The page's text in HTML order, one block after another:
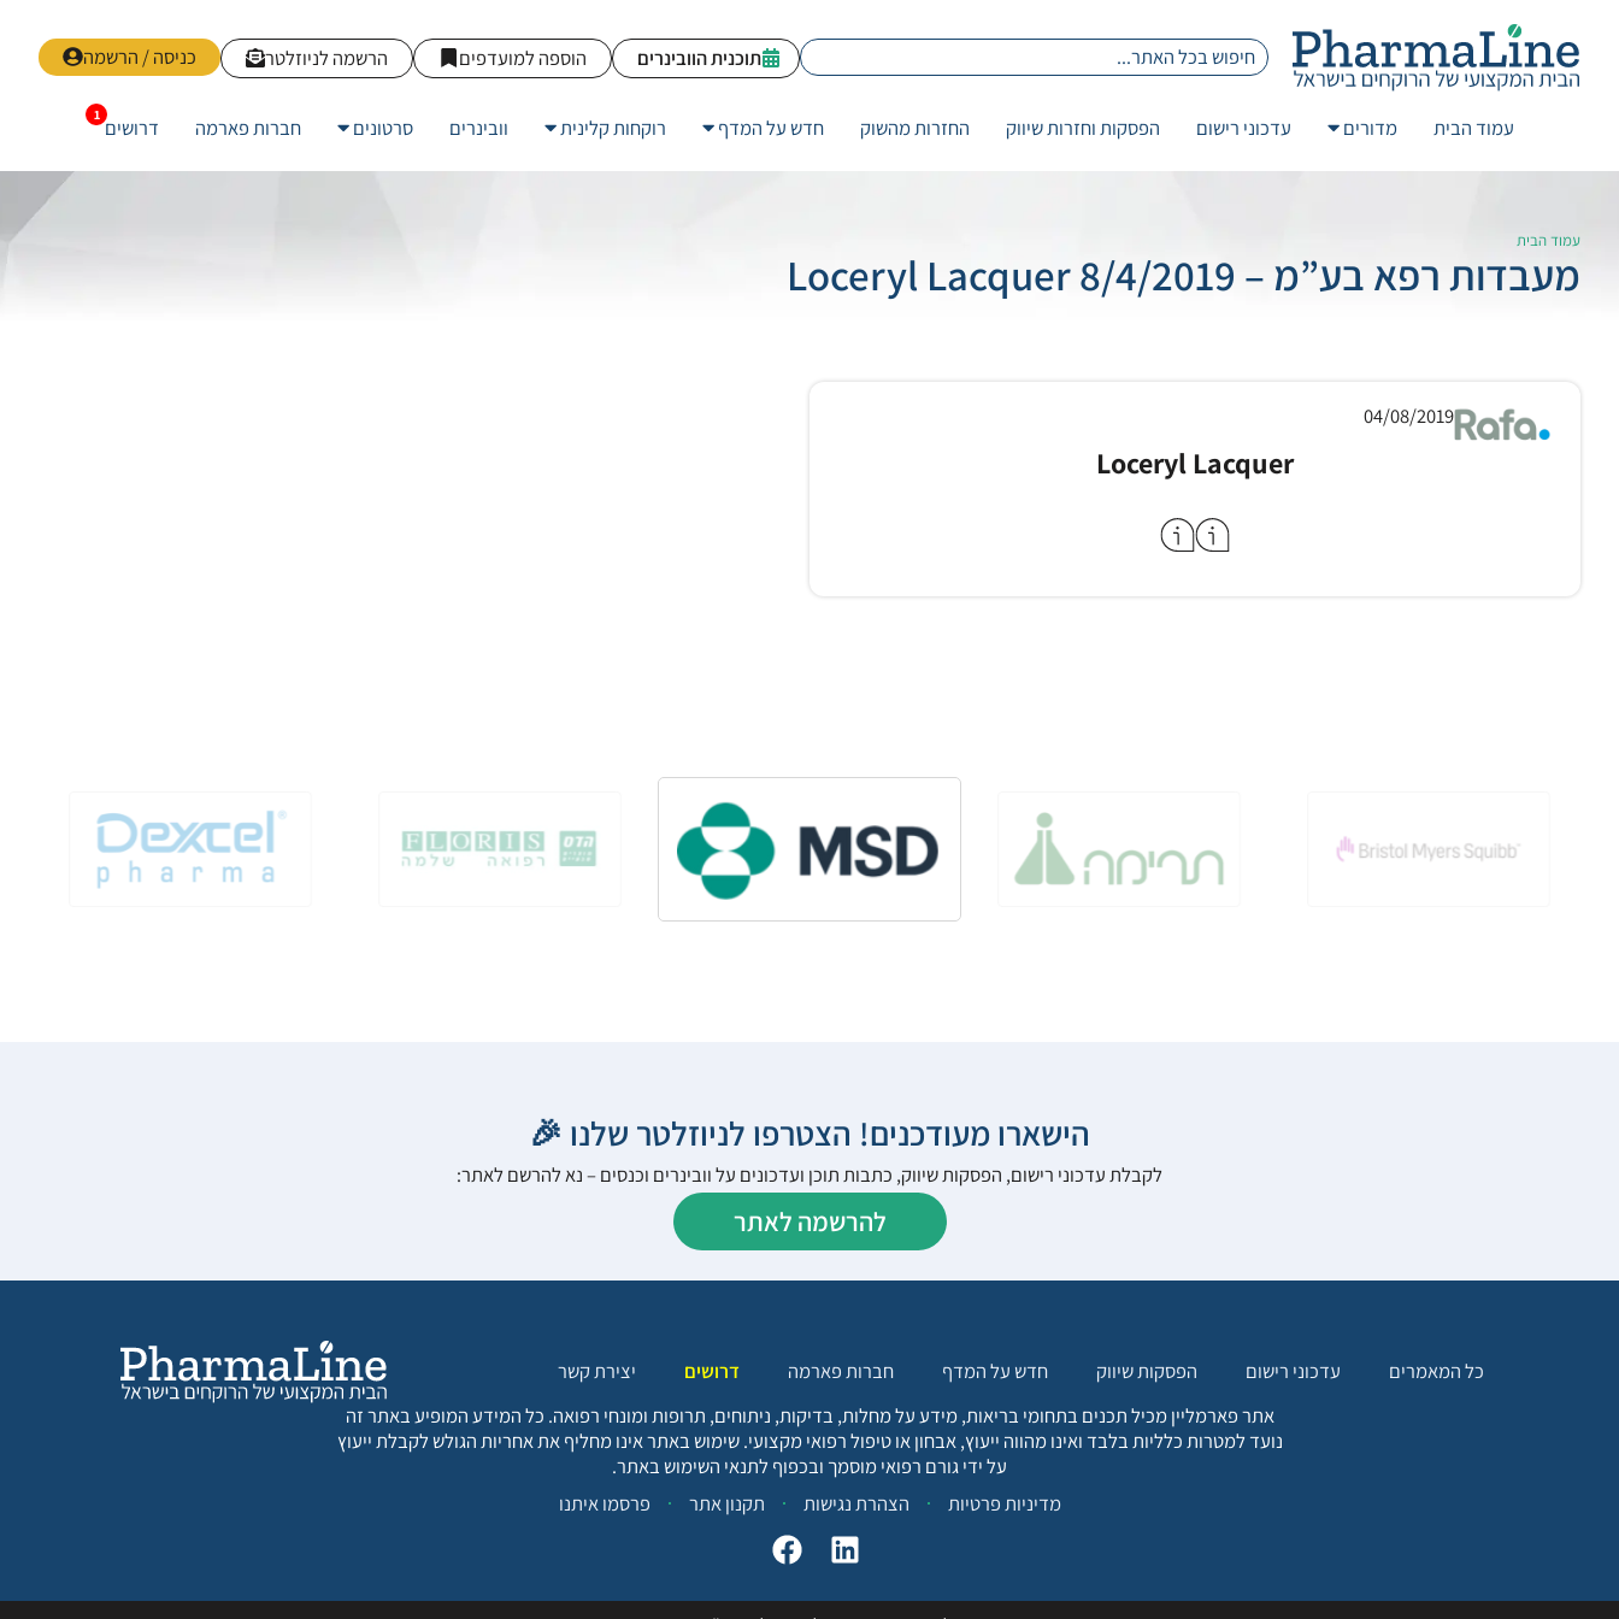
כניסה / הרשמה הרשמה לניוזלטר הוספה למועדפים תוכנית הוובינרים
עמוד הבית מדורים עדכוני רישום הפסקות וחזרות שיווק החזרות מהשוק חדש על המדף רוקחות קלינית וובינרים סרטונים חברות פארמה דרושים
עמוד הבית
מעבדות רפא בע”מ – 8/4/2019 Loceryl Lacquer
04/08/2019
Loceryl Lacquer
הישארו מעודכנים! הצטרפו לניוזלטר שלנו 🎉
לקבלת עדכוני רישום, הפסקות שיווק, כתבות תוכן ועדכונים על וובינרים וכנסים – נא להרשם לאתר:
להרשמה לאתר
כל המאמרים עדכוני רישום הפסקות שיווק חדש על המדף חברות פארמה דרושים
יצירת קשר
אתר פארמליין מכיל תכנים בתחומי בריאות, מידע על מחלות, בדיקות, ניתוחים, תרופות ומונחי רפואה. כל המידע המופיע באתר זה
נועד למטרות כלליות בלבד ואינו מהווה ייעוץ, אבחון או טיפול רפואי מקצועי. שימוש באתר אינו מחליף את אחריות הגולש לקבלת ייעוץ
על ידי גורם רפואי מוסמך ובכפוף לתנאי השימוש באתר.
מדיניות פרטיות
הצהרת נגישות תקנון אתר פרסמו איתנו